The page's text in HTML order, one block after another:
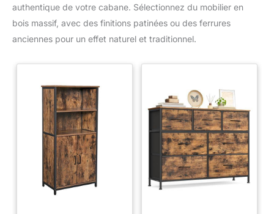
authentique de votre cabane. Sélectionnez du mobilier en
bois massif, avec des finitions patinées ou des ferrures
anciennes pour un effet naturel et traditionnel.